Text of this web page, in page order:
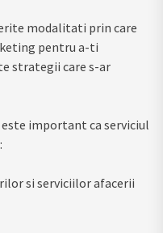
modalitati prin care
pentru a-ti
strategii care s-ar
important ca serviciul
si serviciilor afacerii